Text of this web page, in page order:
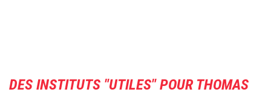
DES INSTITUTS "UTILES" POUR THOMAS